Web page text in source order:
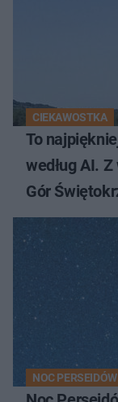
CIEKAWOSTKA
To
według AI.
Gór
NOC PERSEIDÓW